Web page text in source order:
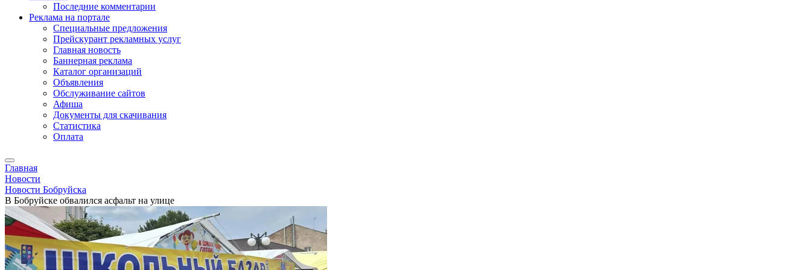
Последние комментарии
Реклама на портале
Специальные предложения
Прейскурант рекламных услуг
Главная новость
Баннерная реклама
Каталог организаций
Объявления
Обслуживание сайтов
Афиша
Документы для скачивания
Статистика
Оплата
Главная
Новости
Новости Бобруйска
В Бобруйске обвалился асфальт на улице